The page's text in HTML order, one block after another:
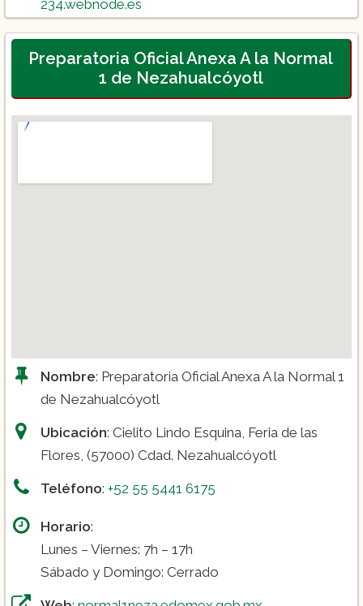
234.webnode.es
Preparatoria Oficial Anexa A la Normal
1 de Nezahualcóyotl
Nombre: Preparatoria Oficial Anexa A la Normal 1
de Nezahualcóyotl
Ubicación: Cielito Lindo Esquina, Feria de las
Flores, (57000) Cdad. Nezahualcóyotl
Teléfono: +52 55 5441 6175
Horario:
Lunes – Viernes: 7h – 17h
Sábado y Domingo: Cerrado